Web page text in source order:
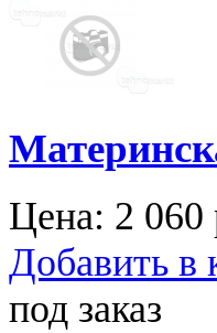
Цена: 2 060
Добавить в
под заказ